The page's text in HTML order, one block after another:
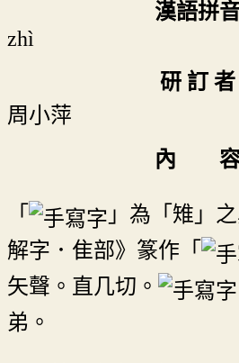
漢語拼
zhì
研 訂 者
周小萍
內
「
」為「雉」
解字．隹部》篆作「
矢聲。直几切。
弟。